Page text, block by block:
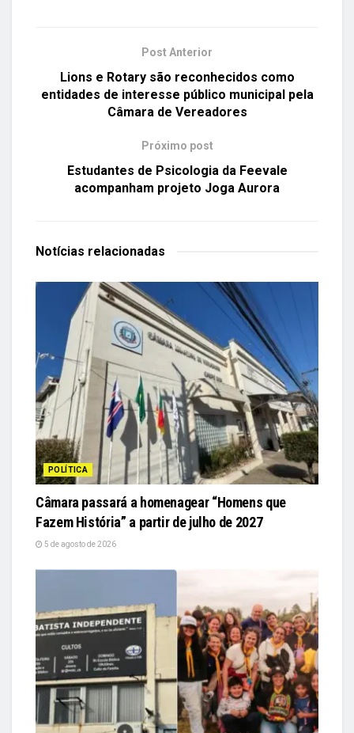
Post Anterior
Lions e Rotary são reconhecidos como
entidades de interesse público municipal pela
Câmara de Vereadores
Próximo post
Estudantes de Psicologia da Feevale
acompanham projeto Joga Aurora
Notícias relacionadas
POLÍTICA
Câmara passará a homenagear “Homens que
Fazem História” a partir de julho de 2027
5 de agosto de 2026